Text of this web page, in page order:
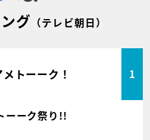
グ （テレビ朝日）
メトーーク！ 1
ーーク祭り!!